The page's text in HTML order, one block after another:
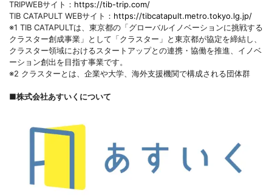
TRIPWEBサイト： https://tib-trip.com/
TIB CATAPULT WEBサイト： https://tibcatapult.metro.tokyo.lg.jp/
※1 TIB CATAPULTは、東京都の「グローバルイノベーションに挑戦する
クラスター創成事業」として「クラスター」と東京都が協定を締結し、
クラスター領域におけるスタートアップとの連携・協働を推進、イノベ
ーション創出を目指す事業です。
※2 クラスターとは、企業や大学、海外支援機関で構成される団体群
■株式会社あすいくについて